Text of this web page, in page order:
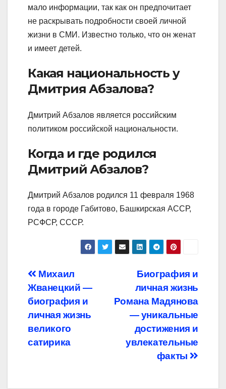
мало информации, так как он предпочитает
не раскрывать подробности своей личной
жизни в СМИ. Известно только, что он женат
и имеет детей.
Какая национальность у
Дмитрия Абзалова?
Дмитрий Абзалов является российским
политиком российской национальности.
Когда и где родился
Дмитрий Абзалов?
Дмитрий Абзалов родился 11 февраля 1968
года в городе Габитово, Башкирская АССР,
РСФСР, СССР.
Навигация
по
записям
Биография и
личная жизнь
Романа Мадянова
— уникальные
достижения и
увлекательные
факты
Михаил
Жванецкий —
биография и
личная жизнь
великого
сатирика